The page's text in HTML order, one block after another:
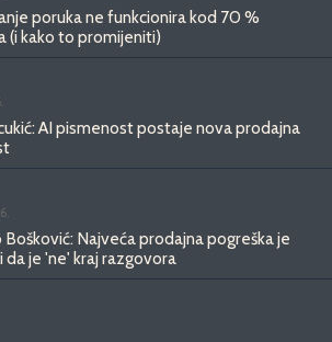
poruka ne funkcionira kod 70 %
(i kako to promijeniti)
AI pismenost postaje nova prodajna
Bošković: Najveća prodajna pogreška je
da je 'ne' kraj razgovora